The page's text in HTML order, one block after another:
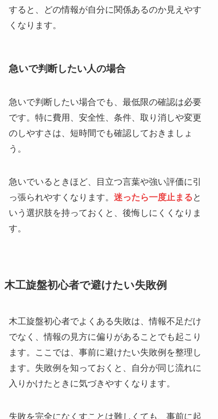
すると、どの情報が自分に関係あるのか見えやす
くなります。
急いで判断したい人の場合
急いで判断したい場合でも、最低限の確認は必要
です。特に費用、安全性、条件、取り消しや変更
のしやすさは、短時間でも確認しておきましょ
う。
急いでいるときほど、目立つ言葉や強い評価に引
っ張られやすくなります。 迷ったら一度止まる と
いう選択肢を持っておくと、後悔しにくくなりま
す。
木工旋盤初心者で避けたい失敗例
木工旋盤初心者でよくある失敗は、情報不足だけ
でなく、情報の見方に偏りがあることでも起こり
ます。ここでは、事前に避けたい失敗例を整理し
ます。失敗例を知っておくと、自分が同じ流れに
入りかけたときに気づきやすくなります。
失敗を完全になくすことは難しくても、事前に起